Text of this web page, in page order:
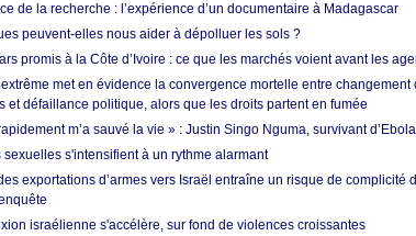
de la recherche : l’expérience d’un documentaire à Madagascar
peuvent-elles nous aider à dépolluer les sols ?
promis à la Côte d’Ivoire : ce que les marchés voient avant les
met en évidence la convergence mortelle entre
et défaillance politique, alors que les droits partent en fumée
m’a sauvé la vie » : Justin Singo Nguma, survivant d’Ebola
sexuelles s'intensifient à un rythme alarmant
exportations d’armes vers Israël entraîne un risque de complicité
israélienne s'accélère, sur fond de violences croissantes